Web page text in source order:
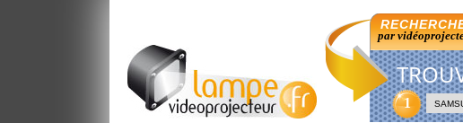
par
1